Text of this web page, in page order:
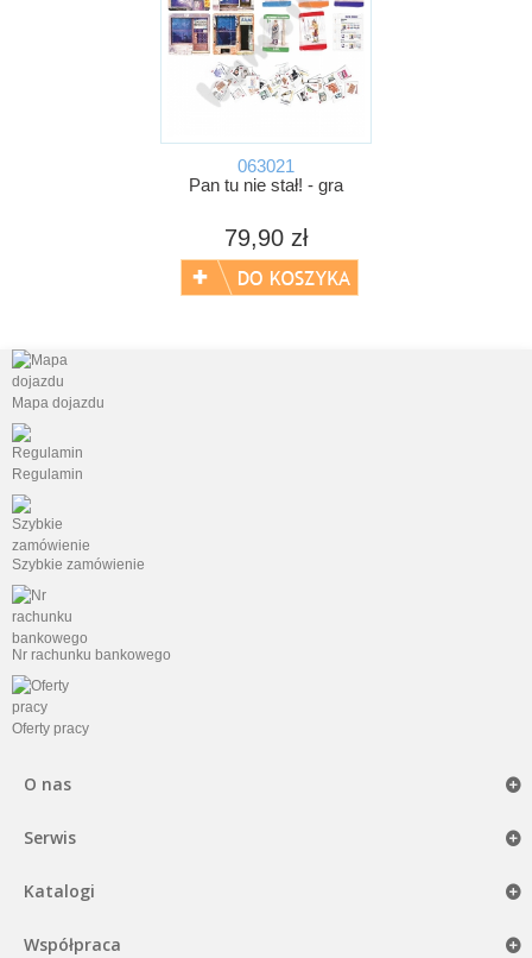
063021
Pan tu nie stał! - gra
79,90 zł
Mapa dojazdu
Regulamin
Szybkie zamówienie
Nr rachunku bankowego
Oferty pracy
O nas
Serwis
Katalogi
Współpraca